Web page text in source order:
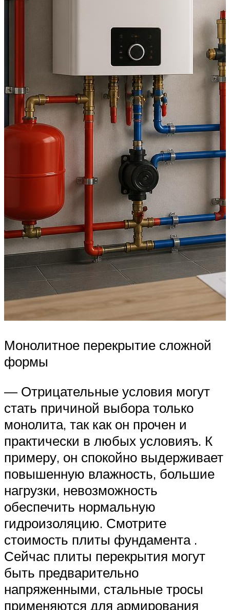
Монолитное перекрытие сложной
формы
— Отрицательные условия могут
стать причиной выбора только
монолита, так как он прочен и
практически в любых условияъ. К
примеру, он спокойно выдерживает
повышенную влажность, большие
нагрузки, невозможность
обеспечить нормальную
гидроизоляцию. Смотрите
стоимость плиты фундамента .
Сейчас плиты перекрытия могут
быть предварительно
напряженными, стальные тросы
применяются для армирования